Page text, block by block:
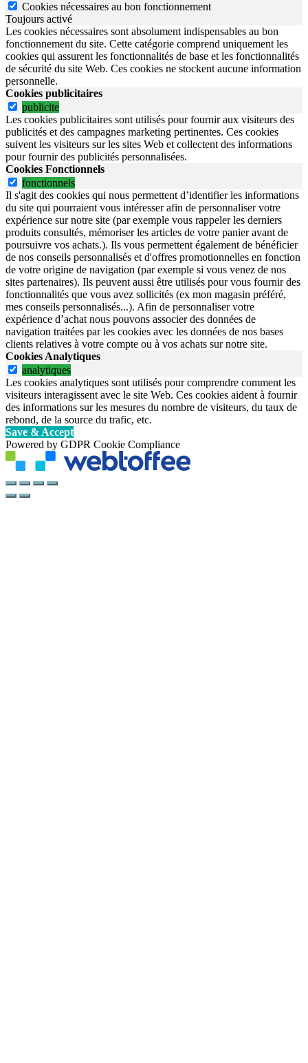
Cookies nécessaires au bon fonctionnement
Toujours activé
Les cookies nécessaires sont absolument indispensables au bon
fonctionnement du site. Cette catégorie comprend uniquement les
cookies qui assurent les fonctionnalités de base et les fonctionnalités
de sécurité du site Web. Ces cookies ne stockent aucune information
personnelle.
Cookies publicitaires
publicite
Les cookies publicitaires sont utilisés pour fournir aux visiteurs des
publicités et des campagnes marketing pertinentes. Ces cookies
suivent les visiteurs sur les sites Web et collectent des informations
pour fournir des publicités personnalisées.
Cookies Fonctionnels
fonctionnels
Il s'agit des cookies qui nous permettent d’identifier les informations
du site qui pourraient vous intéresser afin de personnaliser votre
expérience sur notre site (par exemple vous rappeler les derniers
produits consultés, mémoriser les articles de votre panier avant de
poursuivre vos achats.). Ils vous permettent également de bénéficier
de nos conseils personnalisés et d'offres promotionnelles en fonction
de votre origine de navigation (par exemple si vous venez de nos
sites partenaires). Ils peuvent aussi être utilisés pour vous fournir des
fonctionnalités que vous avez sollicités (ex mon magasin préféré,
mes conseils personnalisés...). Afin de personnaliser votre
expérience d’achat nous pouvons associer des données de
navigation traitées par les cookies avec les données de nos bases
clients relatives à votre compte ou à vos achats sur notre site.
Cookies Analytiques
analytiques
Les cookies analytiques sont utilisés pour comprendre comment les
visiteurs interagissent avec le site Web. Ces cookies aident à fournir
des informations sur les mesures du nombre de visiteurs, du taux de
rebond, de la source du trafic, etc.
Save & Accept
Powered by GDPR Cookie Compliance